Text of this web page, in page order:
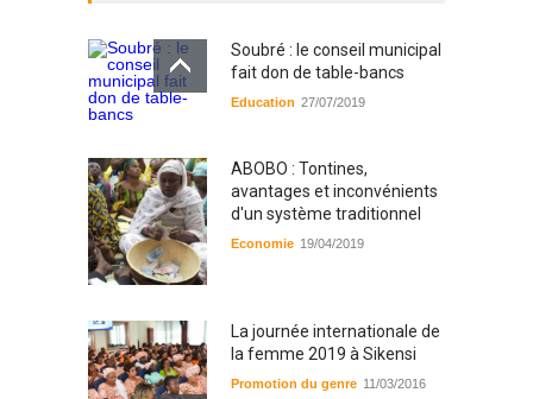
Soubré : le conseil municipal
fait don de table-bancs
Education 27/07/2019
ABOBO : Tontines,
avantages et inconvénients
d'un système traditionnel
Economie 19/04/2019
La journée internationale de
la femme 2019 à Sikensi
Promotion du genre 11/03/2016